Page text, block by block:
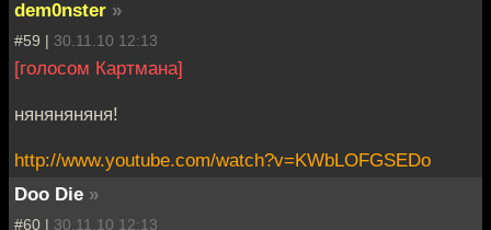
dem0nster »
#59 | 30.11.10 12:13
[голосом Картмана]
няняняняня!
http://www.youtube.com/watch?v=KWbLOFGSEDo
Doo Die »
#60 | 30.11.10 12:13